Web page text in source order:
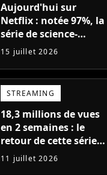
Aujourd'hui sur
Netflix : notée 97%, la
série de science-
fiction la plus drôle
du moment est enfin
de retour avec 8
nouveaux épisodes
15 juillet 2026
STREAMING
18,3 millions de vues
en 2 semaines : le
retour de cette série
fantastique est le bide
de l'année sur Netflix
11 juillet 2026